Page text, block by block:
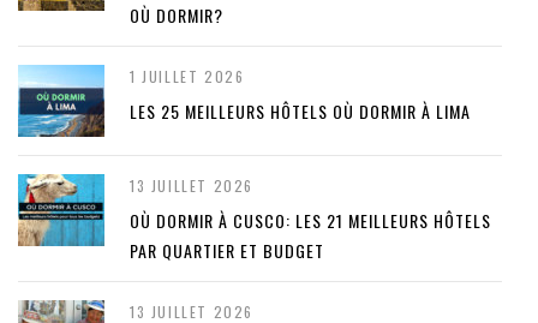
OÙ DORMIR?
1 JUILLET 2026
LES 25 MEILLEURS HÔTELS OÙ DORMIR À LIMA
13 JUILLET 2026
OÙ DORMIR À CUSCO: LES 21 MEILLEURS HÔTELS
PAR QUARTIER ET BUDGET
13 JUILLET 2026